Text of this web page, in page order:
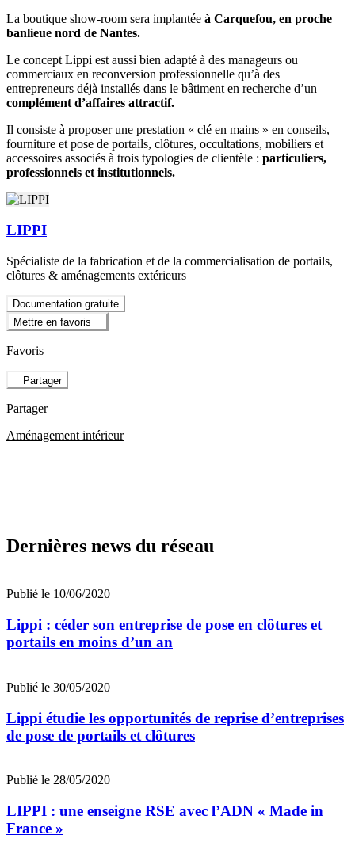
La boutique show-room sera implantée à Carquefou, en proche
banlieue nord de Nantes.
Le concept Lippi est aussi bien adapté à des manageurs ou
commerciaux en reconversion professionnelle qu’à des
entrepreneurs déjà installés dans le bâtiment en recherche d’un
complément d’affaires attractif.
Il consiste à proposer une prestation « clé en mains » en conseils,
fourniture et pose de portails, clôtures, occultations, mobiliers et
accessoires associés à trois typologies de clientèle : particuliers,
professionnels et institutionnels.
LIPPI
Spécialiste de la fabrication et de la commercialisation de portails,
clôtures & aménagements extérieurs
Documentation gratuite
Mettre en favoris
Favoris
Partager
Partager
Aménagement intérieur
Dernières news du réseau
Publié le 10/06/2020
Lippi : céder son entreprise de pose en clôtures et
portails en moins d’un an
Publié le 30/05/2020
Lippi étudie les opportunités de reprise d’entreprises
de pose de portails et clôtures
Publié le 28/05/2020
LIPPI : une enseigne RSE avec l’ADN « Made in
France »